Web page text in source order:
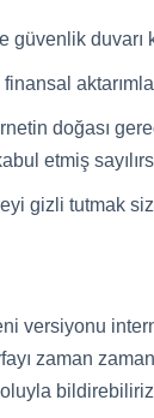
duvarı
doğası
etmiş
gizli tutmak
versiyonu
zaman